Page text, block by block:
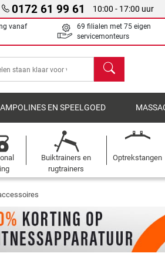
0172 61 99 61 10:00 - 17:00 uur
vanaf
69 filialen met 75 eigen
servicemonteurs
Zoeken
EN SPEELGOED
Buiktrainers en
rugtrainers
Optrekstangen